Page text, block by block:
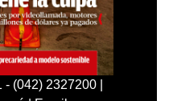
(042) 2327200 |